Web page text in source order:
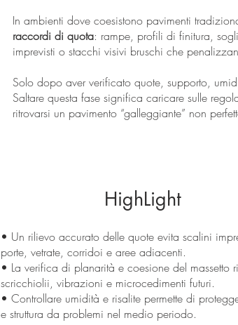
In ambienti dove coesistono pavimenti
raccordi di quota: rampe, profili di finitura,
imprevisti o stacchi visivi bruschi che
Solo dopo aver verificato quote, supporto,
Saltare questa fase significa caricare sulle
ritrovarsi un pavimento “galleggiante” non
HighLight
• Un rilievo accurato delle quote evita scalini
porte, vetrate, corridoi e aree adiacenti.
• La verifica di planarità e coesione del massetto
scricchiolii, vibrazioni e microcedimenti futuri.
• Controllare umidità e risalite permette di
e struttura da problemi nel medio periodo.